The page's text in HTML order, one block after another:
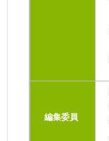
編集委員